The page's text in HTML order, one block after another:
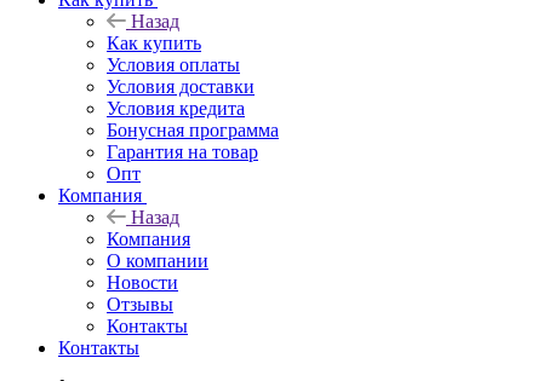
Назад
Как купить
Условия оплаты
Условия доставки
Условия кредита
Бонусная программа
Гарантия на товар
Опт
Компания
Назад
Компания
О компании
Новости
Отзывы
Контакты
Контакты